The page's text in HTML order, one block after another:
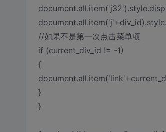
//如果不是第一次点击菜单项
if (current_div_id != -1)
{
}
}